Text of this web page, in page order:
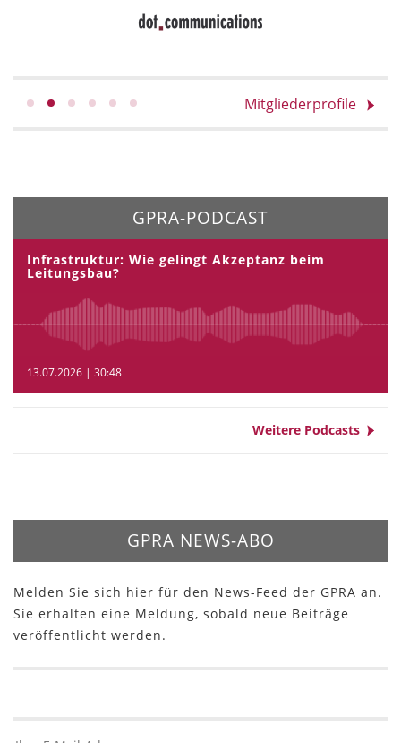
Mitgliederprofile
GPRA-PODCAST
Infrastruktur: Wie gelingt Akzeptanz beim
Leitungsbau?
13.07.2026 | 30:48
Weitere Podcasts
GPRA NEWS-ABO
Melden Sie sich hier für den News-Feed der GPRA an.
Sie erhalten eine Meldung, sobald neue Beiträge
veröffentlicht werden.